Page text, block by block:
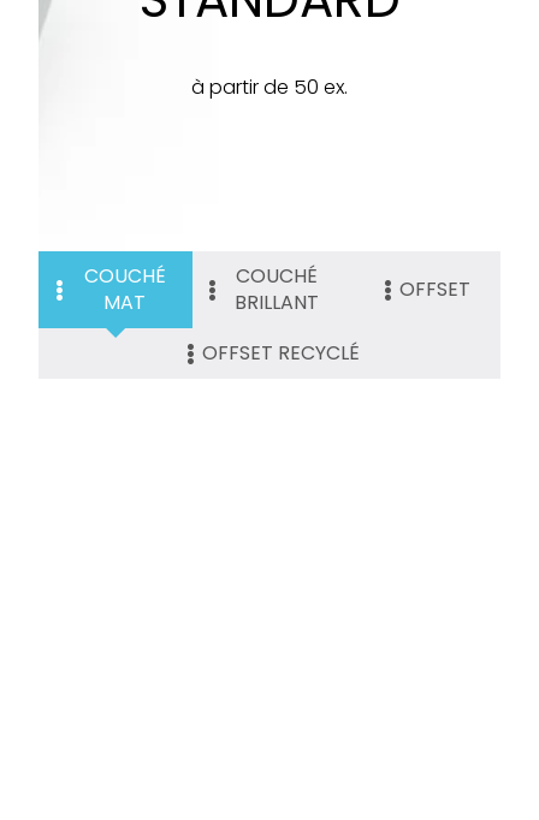
à partir de 50 ex.
COUCHÉ
MAT
COUCHÉ
BRILLANT
OFFSET
OFFSET RECYCLÉ